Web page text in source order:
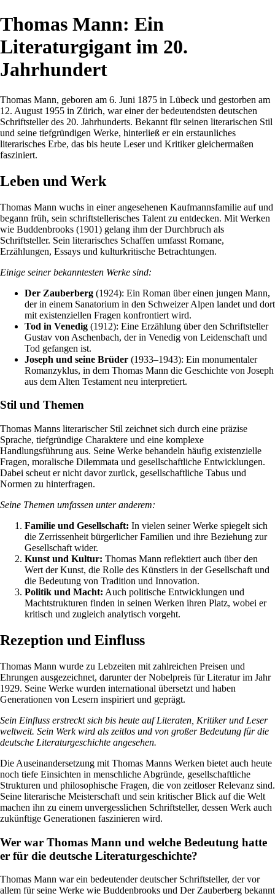
Thomas Mann: Ein
Literaturgigant im 20.
Jahrhundert
Thomas Mann, geboren am 6. Juni 1875 in Lübeck und gestorben am
12. August 1955 in Zürich, war einer der bedeutendsten deutschen
Schriftsteller des 20. Jahrhunderts. Bekannt für seinen literarischen Stil
und seine tiefgründigen Werke, hinterließ er ein erstaunliches
literarisches Erbe, das bis heute Leser und Kritiker gleichermaßen
fasziniert.
Leben und Werk
Thomas Mann wuchs in einer angesehenen Kaufmannsfamilie auf und
begann früh, sein schriftstellerisches Talent zu entdecken. Mit Werken
wie Buddenbrooks (1901) gelang ihm der Durchbruch als
Schriftsteller. Sein literarisches Schaffen umfasst Romane,
Erzählungen, Essays und kulturkritische Betrachtungen.
Einige seiner bekanntesten Werke sind:
Der Zauberberg (1924): Ein Roman über einen jungen Mann,
der in einem Sanatorium in den Schweizer Alpen landet und dort
mit existenziellen Fragen konfrontiert wird.
Tod in Venedig (1912): Eine Erzählung über den Schriftsteller
Gustav von Aschenbach, der in Venedig von Leidenschaft und
Tod gefangen ist.
Joseph und seine Brüder (1933–1943): Ein monumentaler
Romanzyklus, in dem Thomas Mann die Geschichte von Joseph
aus dem Alten Testament neu interpretiert.
Stil und Themen
Thomas Manns literarischer Stil zeichnet sich durch eine präzise
Sprache, tiefgründige Charaktere und eine komplexe
Handlungsführung aus. Seine Werke behandeln häufig existenzielle
Fragen, moralische Dilemmata und gesellschaftliche Entwicklungen.
Dabei scheut er nicht davor zurück, gesellschaftliche Tabus und
Normen zu hinterfragen.
Seine Themen umfassen unter anderem:
Familie und Gesellschaft: In vielen seiner Werke spiegelt sich
die Zerrissenheit bürgerlicher Familien und ihre Beziehung zur
Gesellschaft wider.
Kunst und Kultur: Thomas Mann reflektiert auch über den
Wert der Kunst, die Rolle des Künstlers in der Gesellschaft und
die Bedeutung von Tradition und Innovation.
Politik und Macht: Auch politische Entwicklungen und
Machtstrukturen finden in seinen Werken ihren Platz, wobei er
kritisch und zugleich analytisch vorgeht.
Rezeption und Einfluss
Thomas Mann wurde zu Lebzeiten mit zahlreichen Preisen und
Ehrungen ausgezeichnet, darunter der Nobelpreis für Literatur im Jahr
1929. Seine Werke wurden international übersetzt und haben
Generationen von Lesern inspiriert und geprägt.
Sein Einfluss erstreckt sich bis heute auf Literaten, Kritiker und Leser
weltweit. Sein Werk wird als zeitlos und von großer Bedeutung für die
deutsche Literaturgeschichte angesehen.
Die Auseinandersetzung mit Thomas Manns Werken bietet auch heute
noch tiefe Einsichten in menschliche Abgründe, gesellschaftliche
Strukturen und philosophische Fragen, die von zeitloser Relevanz sind.
Seine literarische Meisterschaft und sein kritischer Blick auf die Welt
machen ihn zu einem unvergesslichen Schriftsteller, dessen Werk auch
zukünftige Generationen faszinieren wird.
Wer war Thomas Mann und welche Bedeutung hatte
er für die deutsche Literaturgeschichte?
Thomas Mann war ein bedeutender deutscher Schriftsteller, der vor
allem für seine Werke wie Buddenbrooks und Der Zauberberg bekannt